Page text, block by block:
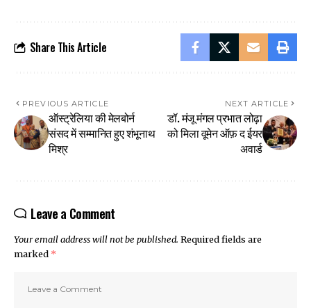
Share This Article
PREVIOUS ARTICLE
ऑस्ट्रेलिया की मेलबोर्न
संसद में सम्मानित हुए शंभूनाथ
मिश्र
NEXT ARTICLE
डॉ. मंजू मंगल प्रभात लोढ़ा
को मिला वूमेन ऑफ़ द ईयर
अवार्ड
Leave a Comment
Your email address will not be published. Required fields are
marked *